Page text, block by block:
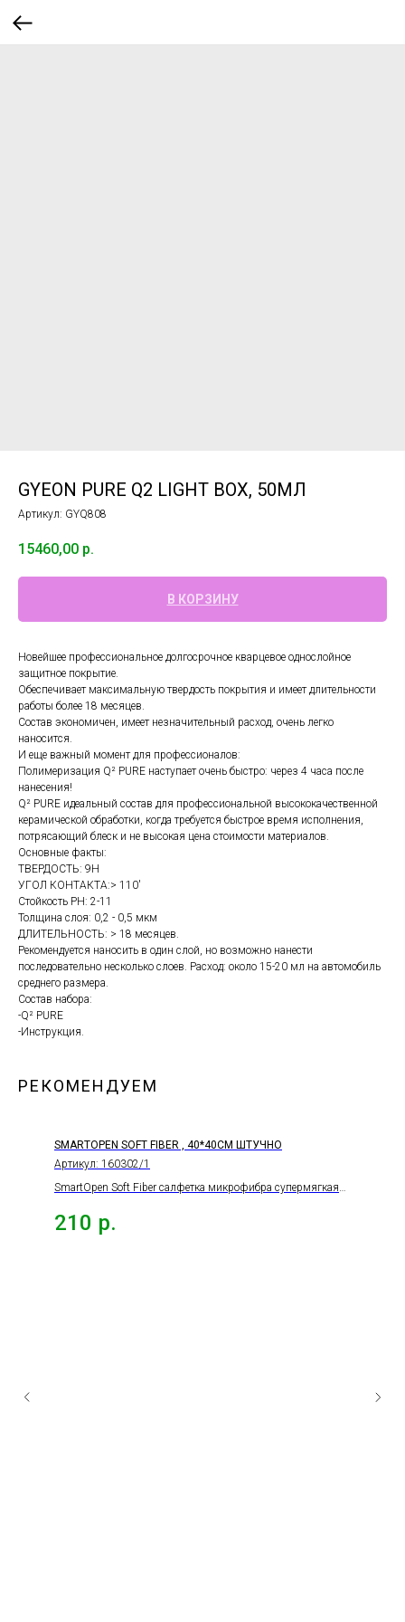
GYEON PURE Q2 LIGHT BOX, 50МЛ
Артикул: GYQ808
15460,00 р.
В КОРЗИНУ
Новейшее профессиональное долгосрочное кварцевое однослойное
защитное покрытие.
Обеспечивает максимальную твердость покрытия и имеет длительности
работы более 18 месяцев.
Состав экономичен, имеет незначительный расход, очень легко
наносится.
И еще важный момент для профессионалов:
Полимеризация Q² PURE наступает очень быстро: через 4 часа после
нанесения!
Q² PURE идеальный состав для профессиональной высококачественной
керамической обработки, когда требуется быстрое время исполнения,
потрясающий блеск и не высокая цена стоимости материалов.
Основные факты:
ТВЕРДОСТЬ: 9H
УГОЛ КОНТАКТА:> 110'
Стойкость PH: 2-11
Толщина слоя: 0,2 - 0,5 мкм
ДЛИТЕЛЬНОСТЬ: > 18 месяцев.
Рекомендуется наносить в один слой, но возможно нанести
последовательно несколько слоев. Расход: около 15-20 мл на автомобиль
среднего размера.
Состав набора:
-Q² PURE
-Инструкция.
РЕКОМЕНДУЕМ
SMARTOPEN SOFT FIBER , 40*40СМ ШТУЧНО
Артикул: 160302/1
SmartOpen Soft Fiber салфетка микрофибра супермягкая
210 р.